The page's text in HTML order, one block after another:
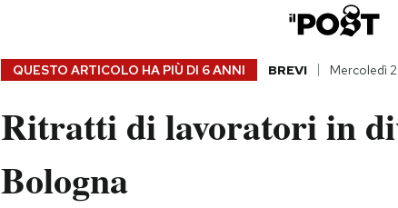
QUESTO ARTICOLO HA PIÙ DI 6 ANNI BREVI Mercoledì
Ritratti di lavoratori in
Bologna